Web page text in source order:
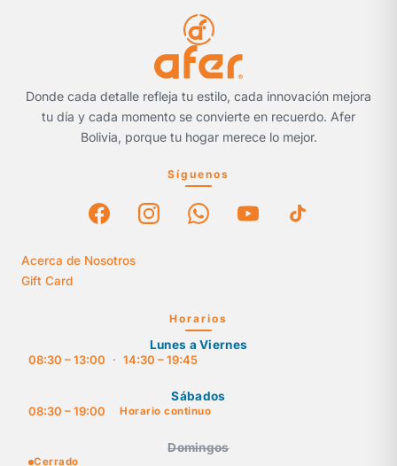
Donde cada detalle refleja tu estilo, cada innovación mejora
tu día y cada momento se convierte en recuerdo. Afer
Bolivia, porque tu hogar merece lo mejor.
Síguenos
Acerca de Nosotros
Gift Card
Horarios
Lunes a Viernes
08:30 – 13:00
· 14:30 – 19:45
Sábados
08:30 – 19:00
Horario continuo
Domingos
Cerrado